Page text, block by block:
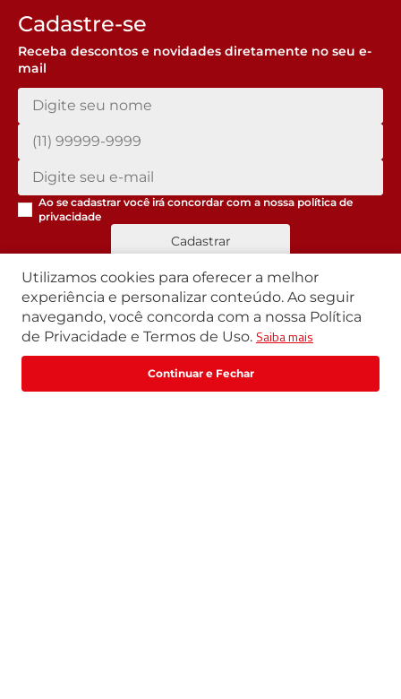
Fale com um especialista
Cadastre-se
Receba descontos e novidades diretamente no seu e-
mail
Ao se cadastrar você irá concordar com a nossa política de
privacidade
Cadastrar
Segunda a Sexta | 07h42 às 17h30
Exceto feriados
WhatsApp:
Email:loja@marte.com.br
Utilizamos cookies para oferecer a melhor
experiência e personalizar conteúdo. Ao seguir
navegando, você concorda com a nossa Política
de Privacidade e Termos de Uso. Saiba mais